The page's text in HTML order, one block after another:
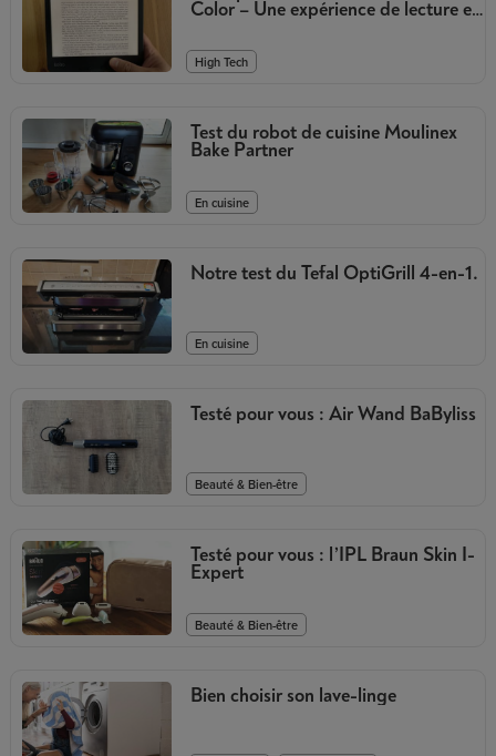
Color – Une expérience de lecture en
High Tech
Test du robot de cuisine Moulinex
Bake Partner
En cuisine
Notre test du Tefal OptiGrill 4-en-1.
En cuisine
Testé pour vous : Air Wand BaByliss
Beauté & Bien-être
Testé pour vous : l’IPL Braun Skin I-
Expert
Beauté & Bien-être
Bien choisir son lave-linge